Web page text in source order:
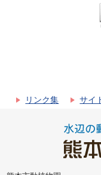
リンク集 サイ